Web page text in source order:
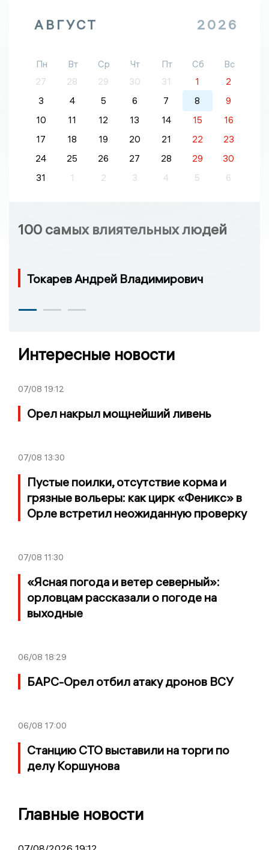
АВГУСТ 2026
Пн Вт Ср Чт Пт Сб
Вс
27
28 29 30 31 1
2
3
4 5 6 7 8
9
10
11 12 13 14 15
16
17
18 19 20 21 22
23
24
25 26 27 28 29
30
31
1 2 3 4 5 6
100 самых влиятельных людей
Токарев Андрей Владимирович
Интересные новости
07/08 19:12
Орел накрыл мощнейший ливень
07/08 13:30
Пустые поилки, отсутствие корма и
грязные вольеры: как цирк «Феникс» в
Орле встретил неожиданную проверку
07/08 11:30
«Ясная погода и ветер северный»:
орловцам рассказали о погоде на
выходные
06/08 18:29
БАРС-Орел отбил атаку дронов ВСУ
06/08 17:00
Станцию СТО выставили на торги по
делу Коршунова
Главные новости